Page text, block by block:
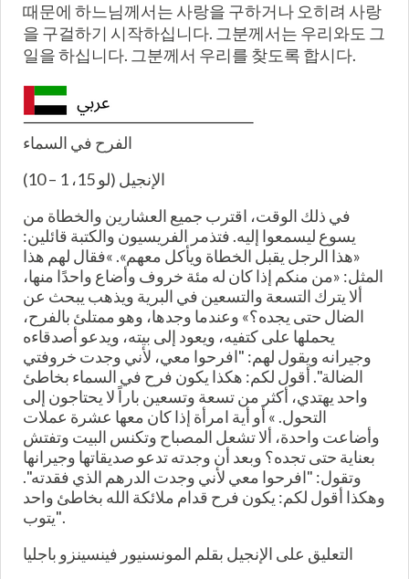
때문에 하느님께서는 사랑을 구하거나 오히려 사랑
을 구걸하기 시작하십니다. 그분께서는 우리와도 그
일을 하십니다. 그분께서 우리를 찾도록 합시다.
الفرح في السماء
الإنجيل (لو 15، 1 – 10)
في ذلك الوقت، اقترب جميع العشارين والخطاة من
يسوع ليسمعوا إليه. فتذمر الفريسيون والكتبة قائلين:
«هذا الرجل يقبل الخطاة ويأكل معهم». »فقال لهم هذا
المثل: «من منكم إذا كان له مئة خروف وأضاع واحدًا منها،
ألا يترك التسعة والتسعين في البرية ويذهب يبحث عن
الضال حتى يجده؟» وعندما وجدها، وهو ممتلئ بالفرح،
يحملها على كتفيه، ويعود إلى بيته، ويدعو أصدقاءه
وجيرانه ويقول لهم: "افرحوا معي، لأني وجدت خروفتي
الضالة". أقول لكم: هكذا يكون فرح في السماء بخاطئ
واحد يهتدي، أكثر من تسعة وتسعين باراً لا يحتاجون إلى
التحول. » أو أية امرأة إذا كان معها عشرة عملات
وأضاعت واحدة، ألا تشعل المصباح وتكنس البيت وتفتش
بعناية حتى تجده؟ وبعد أن وجدته تدعو صديقاتها وجيرانها
وتقول: "افرحوا معي لأني وجدت الدرهم الذي فقدته".
وهكذا أقول لكم: يكون فرح قدام ملائكة الله بخاطئ واحد
يتوب".
التعليق على الإنجيل بقلم المونسنيور فينسينزو باجليا